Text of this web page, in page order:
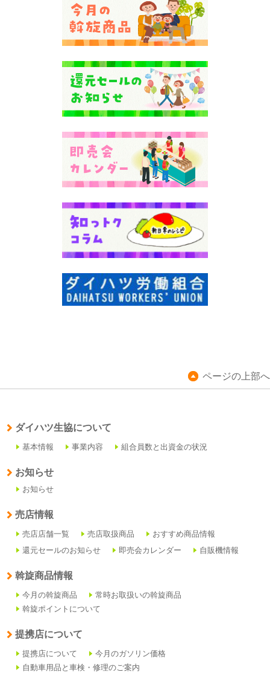
ページの上部へ
ダイハツ生協について
基本情報 事業内容 組合員数と出資金の状況
お知らせ
お知らせ
売店情報
売店店舗一覧 売店取扱商品
おすすめ商品情報
還元セールのお知らせ
即売会カレンダー 自販機情報
斡旋商品情報
今月の斡旋商品
常時お取扱いの斡旋商品
斡旋ポイントについて
提携店について
提携店について
今月のガソリン価格
自動車用品と車検・修理のご案内